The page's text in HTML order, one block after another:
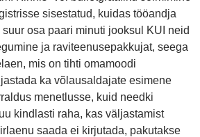
sisestatud, kuidas tööandja
osa paari minuti jooksul KUI neid
ja raviteenusepakkujat, seega
mis on tihti omamoodi
ka võlausaldajate esimene
menetlusse, kuid needki
kindlasti raha, kas väljastamist
saada ei kirjutada, pakutakse